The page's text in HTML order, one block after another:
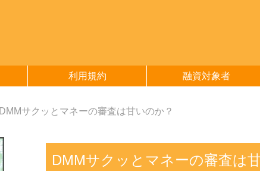
利用規約 融資対象者
DMMサクッとマネーの審査は甘いのか？
DMMサクッとマネーの審査は